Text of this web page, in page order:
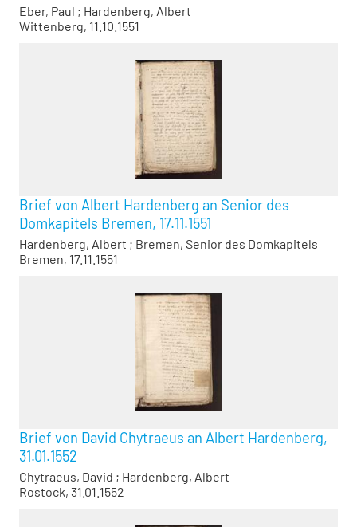
Eber, Paul ; Hardenberg, Albert
Wittenberg, 11.10.1551
Brief von Albert Hardenberg an Senior des
Domkapitels Bremen, 17.11.1551
Hardenberg, Albert ; Bremen, Senior des Domkapitels
Bremen, 17.11.1551
Brief von David Chytraeus an Albert Hardenberg,
31.01.1552
Chytraeus, David ; Hardenberg, Albert
Rostock, 31.01.1552